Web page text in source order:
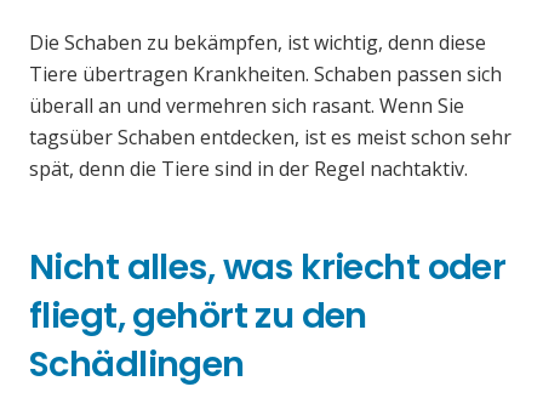
Die Schaben zu bekämpfen, ist wichtig, denn diese
Tiere übertragen Krankheiten. Schaben passen sich
überall an und vermehren sich rasant. Wenn Sie
tagsüber Schaben entdecken, ist es meist schon sehr
spät, denn die Tiere sind in der Regel nachtaktiv.
Nicht alles, was kriecht oder
fliegt, gehört zu den
Schädlingen